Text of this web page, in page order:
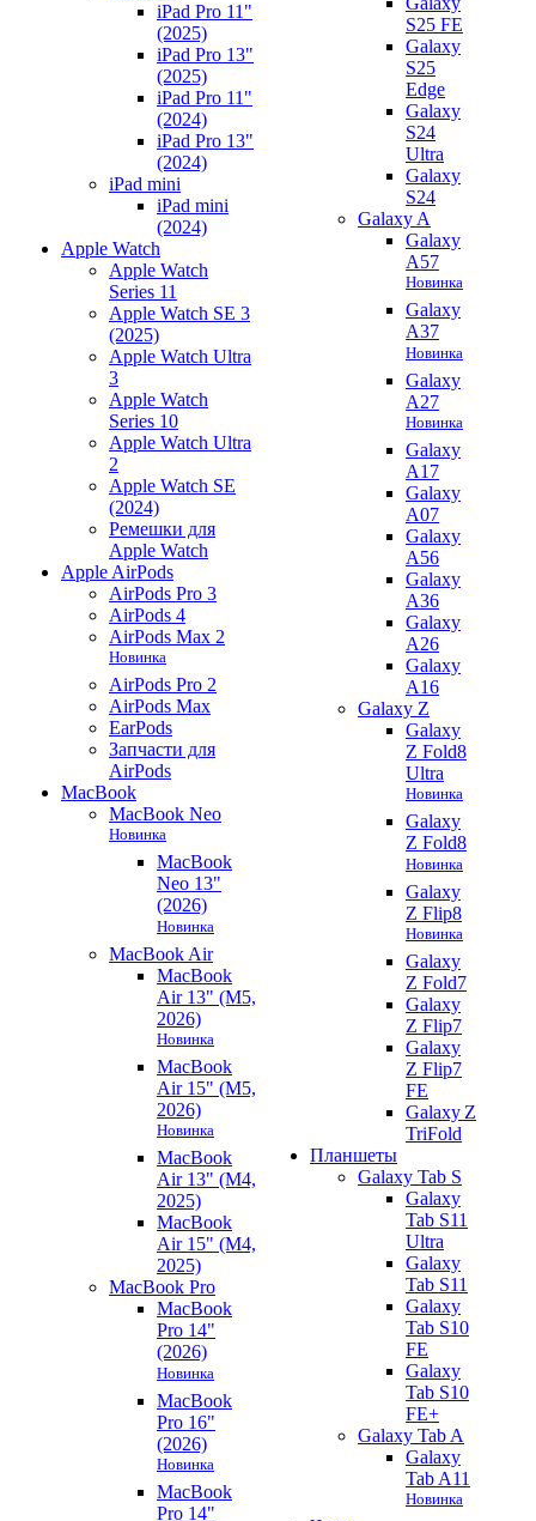
iPad Pro 11"
(2025)
iPad Pro 13"
(2025)
iPad Pro 11"
(2024)
iPad Pro 13"
(2024)
iPad mini
iPad mini
(2024)
Apple Watch
Apple Watch
Series 11
Apple Watch SE 3
(2025)
Apple Watch Ultra
3
Apple Watch
Series 10
Apple Watch Ultra
2
Apple Watch SE
(2024)
Ремешки для
Apple Watch
Apple AirPods
AirPods Pro 3
AirPods 4
AirPods Max 2
Новинка
AirPods Pro 2
AirPods Max
EarPods
Запчасти для
AirPods
MacBook
MacBook Neo
Новинка
MacBook
Neo 13"
(2026)
Новинка
MacBook Air
MacBook
Air 13" (M5,
2026)
Новинка
MacBook
Air 15" (M5,
2026)
Новинка
MacBook
Air 13" (M4,
2025)
MacBook
Air 15" (M4,
2025)
MacBook Pro
MacBook
Pro 14"
(2026)
Новинка
MacBook
Pro 16"
(2026)
Новинка
MacBook
Pro 14"
S25 FE
Galaxy
S25
Edge
Galaxy
S24
Ultra
Galaxy
S24
Galaxy A
Galaxy
A57
Новинка
Galaxy
A37
Новинка
Galaxy
A27
Новинка
Galaxy
A17
Galaxy
A07
Galaxy
A56
Galaxy
A36
Galaxy
A26
Galaxy
A16
Galaxy Z
Galaxy
Z Fold8
Ultra
Новинка
Galaxy
Z Fold8
Новинка
Galaxy
Z Flip8
Новинка
Galaxy
Z Fold7
Galaxy
Z Flip7
Galaxy
Z Flip7
FE
Galaxy Z
TriFold
Планшеты
Galaxy Tab S
Galaxy
Tab S11
Ultra
Galaxy
Tab S11
Galaxy
Tab S10
FE
Galaxy
Tab S10
FE+
Galaxy Tab A
Galaxy
Tab A11
Новинка